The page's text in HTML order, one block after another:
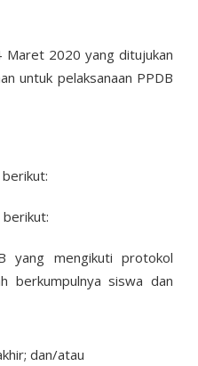
Maret 2020 yang ditujukan
untuk pelaksanaan PPDB
yang mengikuti protokol
berkumpulnya siswa dan
dan/atau